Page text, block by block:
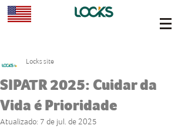
SIPATR 2025: Cuidar da
Vida é Prioridade
Locks site
Atualizado: 7 de jul. de 2025